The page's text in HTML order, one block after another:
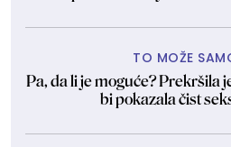
TO MOŽE
Pa, da li je moguće? Prekršila
bi pokazala čist